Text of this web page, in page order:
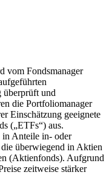
vom Fondsmanager
überprüft und
die Portfoliomanager
Einschätzung geeignete
(„ETFs“) aus.
in Anteile in- oder
überwiegend in Aktien
(Aktienfonds). Aufgrund
zeitweise stärker